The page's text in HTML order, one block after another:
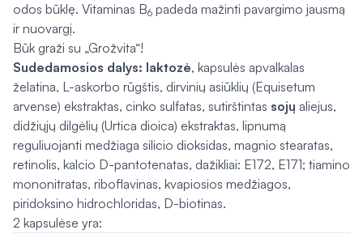
odos būklę. Vitaminas B6 padeda mažinti pavargimo jausmą
ir nuovargį.
Būk graži su „Grožvita“!
Sudedamosios dalys: laktozė, kapsulės apvalkalas
želatina, L-askorbo rūgštis, dirvinių asiūklių (Equisetum
arvense) ekstraktas, cinko sulfatas, sutirštintas sojų aliejus,
didžiųjų dilgėlių (Urtica dioica) ekstraktas, lipnumą
reguliuojanti medžiaga silicio dioksidas, magnio stearatas,
retinolis, kalcio D-pantotenatas, dažikliai: E172, E171; tiamino
mononitratas, riboflavinas, kvapiosios medžiagos,
piridoksino hidrochloridas, D-biotinas.
2 kapsulėse yra: